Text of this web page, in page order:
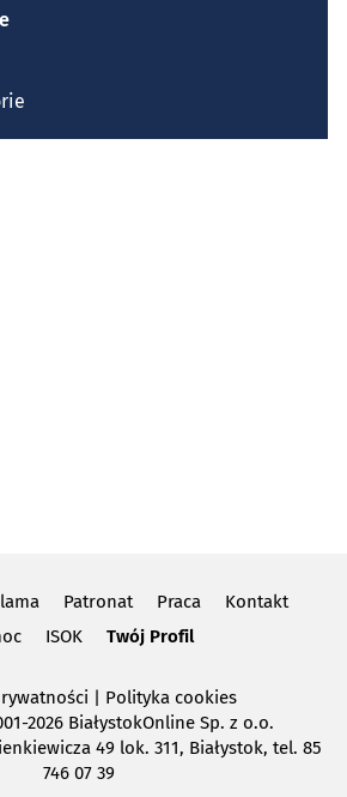
Patronat Praca
Kontakt
ISOK Twój Profil
Polityka cookies
2026 BiałystokOnline Sp. z o.o.
49 lok. 311, Białystok, tel. 85
746 07 39